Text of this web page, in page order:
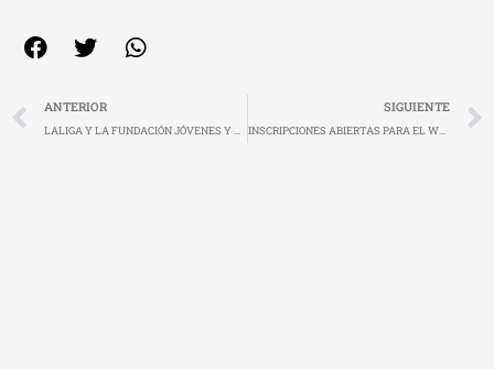
Ant
ANTERIOR
LALIGA Y LA FUNDACIÓN JÓVENES Y DEPORTE ORGANIZAN LA JORNADA ‘INTEGRIDAD VS CORRUPCIÓN DEPORTIVA’
SIGUIENTE
INSCRIPCIONES ABIERTAS PARA EL WEBINAR “ESTRATEGIAS PARA ENTRENADORAS/ES: CLAVES PRÁCTICAS PARA EL MANEJO DE VARIABLES PSICOLÓGICAS”